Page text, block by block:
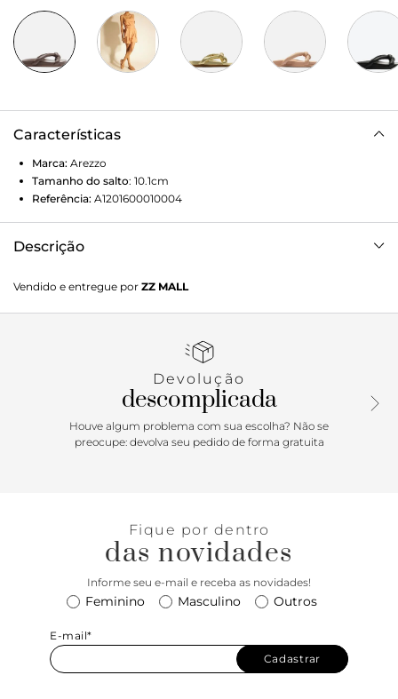
Características
Marca: Arezzo
Tamanho do salto: 10.1cm
Referência: A1201600010004
Descrição
formato anatômico, que afina na altura dos dedos. Traz três
tiras bombadas, uma sobre os dedos e mais duas no peito
mostra.Porque ApostarA rasteira é perfeita para inserir uma
e prática, confere um toque urbano e fun aos looks do dia a
dia. O modelo destaca as tiras bombadas, traduzindo a
tendência puffer da temporada.
Vendido e entregue por ZZ MALL
Devolução
descomplicada
Houve algum problema com sua escolha? Não se
preocupe: devolva seu pedido de forma gratuita
Fique por dentro
das novidades
Informe seu e-mail e receba as novidades!
Feminino Masculino Outros
E-mail*
Cadastrar